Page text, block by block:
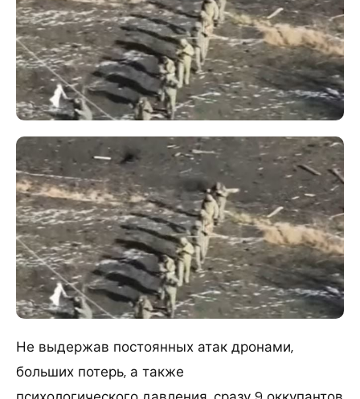
Не выдержав постоянных атак дронами,
больших потерь, а также